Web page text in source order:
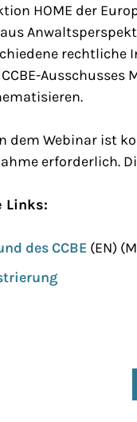
HOME der
rechtliche
dem Webinar ist
erforderlich.
Links:
des CCBE (EN)